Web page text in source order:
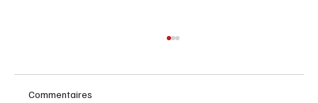
Commentaires